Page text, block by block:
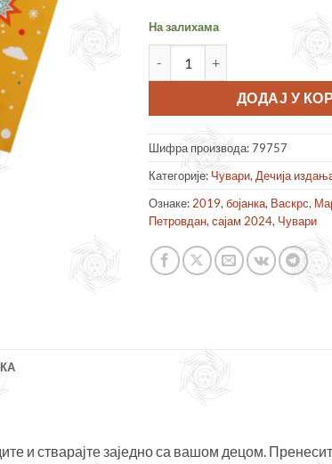
На залихама
Ствараоница количина
ДОДАЈ У
Шифра производа:79757
Категорије: Чувари,Дечија
Ознаке:2019,бојанка, Васкрс,
Петровдан,сајам 2024, Чувари
и стварајте заједно са вашом децом.